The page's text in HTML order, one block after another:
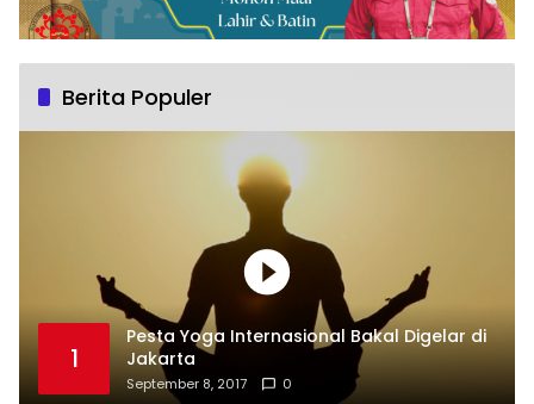
Berita Populer
1
Pesta Yoga Internasional Bakal Digelar di
Jakarta
September 8, 2017 0